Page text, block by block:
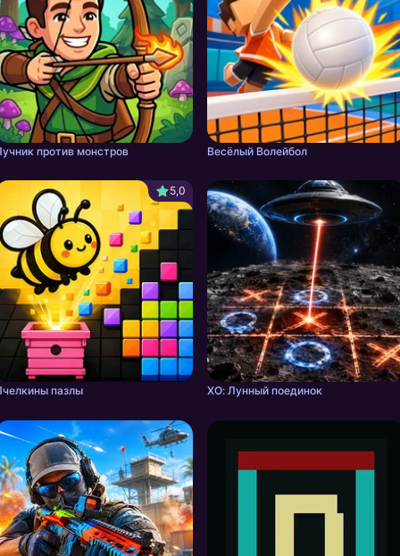
против монстров Весёлый Волейбол
5,0
пазлы ХО: Лунный поединок